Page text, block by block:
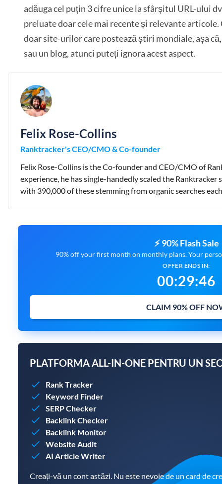
adăuga cel puțin 3 cifre unice la sfârșitul URL-ului
preluate doar cele mai recente și relevante articole.
doar site-urilor care postează știri mondiale, așa
sau un blog, atunci puteți ignora acest aspect.
Felix Rose-Collins
Ranktracker's CEO/CMO & Co-founder
Felix Rose-Collins is the Co-founder and CEO/CMO of
experience, he has single-handedly scaled the
with 390,000 of these stemming from organic searches
⚡ 90% Flash Sale
90% off your first month on monthly plans. Your
OFFER ENDS IN:
00:29:45
CLAIM 90% OFF
PLATFORMA ALL-IN-ONE PENTRU UN
Rank Tracker
Keyword Finder
SERP Checker
Backlink Checker
Backlink Monitor
Website Audit
AI Article Writer
Creați-vă un cont astăzi. Nu este nevoie de un card de